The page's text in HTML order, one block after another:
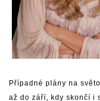
Případné plány na
až do září, kdy skončí i